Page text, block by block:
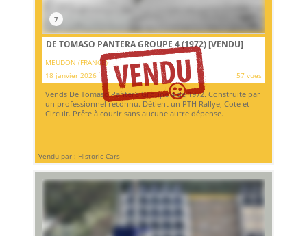
7
DE TOMASO PANTERA GROUPE 4 (1972)[VENDU]
MEUDON (FRANCE)
18 janvier 2026
57 vues
Vends De Tomaso Pantera Groupe 4 de 1972. Construite par
un professionnel reconnu. Détient un PTH Rallye, Cote et
Circuit. Prête à courir sans aucune autre dépense.
Vendu par : Historic Cars